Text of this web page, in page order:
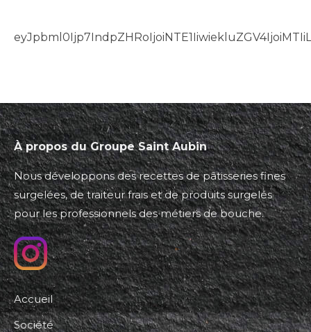
À propos du Groupe Saint Aubin
Nous développons des recettes de pâtisseries fines
surgelées, de traiteur frais et de produits surgelés
pour les professionnels des métiers de bouche.
Accueil
Société